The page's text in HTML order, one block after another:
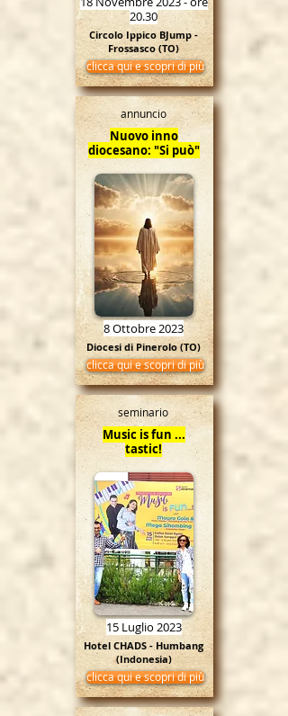
20.30
Circolo Ippico BJump -
Frossasco (TO)
clicca qui e scopri di più
annuncio
Nuovo inno
diocesano: "Si può"
8 Ottobre 2023
Diocesi di Pinerolo (TO)
clicca qui e scopri di più
seminario
Music is fun ...
tastic!
15 Luglio 2023
Hotel CHADS - Humbang
(Indonesia)
clicca qui e scopri di più